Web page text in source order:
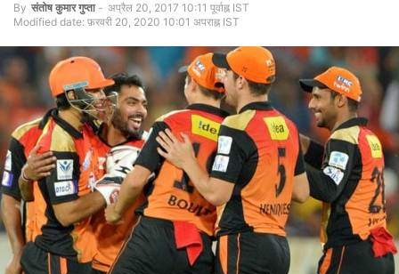
By संतोष कुमार गुप्‍ता - अप्रैल 20, 2017 10:11 पूर्वाह्न IST
Modified date: फ़रवरी 20, 2020 10:01 अपराह्न IST